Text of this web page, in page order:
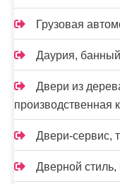
Грузовая
Даурия,
Двери из
производственная
Двери-сервис,
Дверной стиль,